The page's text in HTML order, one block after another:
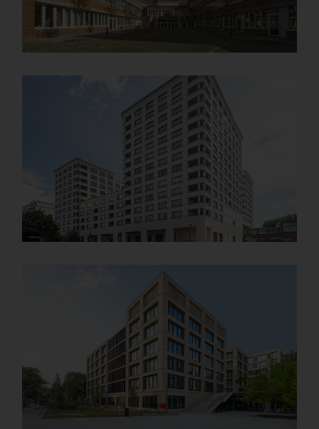
Johann-Pachelbel-Realschule / Lycée
technique d’État II, Nuremberg